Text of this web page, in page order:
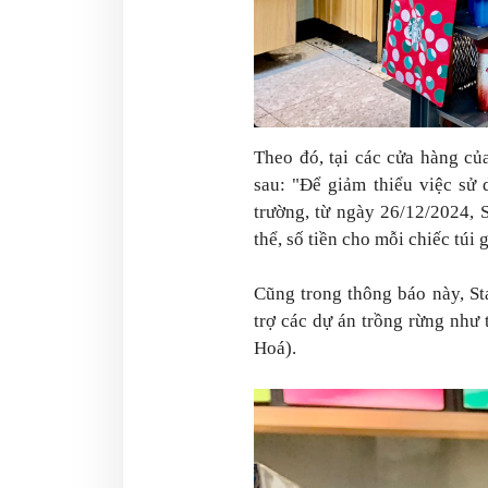
Theo đó, tại các cửa hàng
sau: "Để giảm thiểu việc sử
trường, từ ngày 26/12/2024,
thể, số tiền cho mỗi chiếc túi
Cũng trong thông báo này,
trợ các dự án trồng rừng
Hoá).